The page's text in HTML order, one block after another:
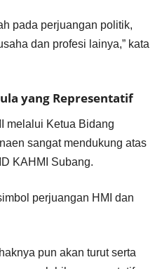
pada perjuangan politik,
dan profesi lainya,” kata
yang Representatif
melalui Ketua Bidang
sangat mendukung atas
KAHMI Subang.
perjuangan HMI dan
pun akan turut serta